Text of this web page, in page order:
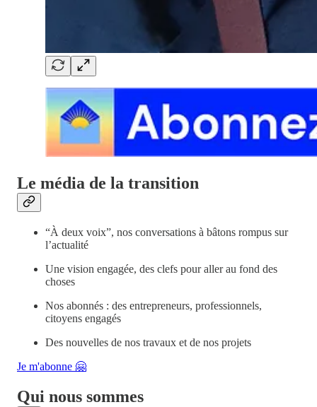
Le média de la transition
“À deux voix”, nos conversations à bâtons rompus sur
l’actualité
Une vision engagée, des clefs pour aller au fond des
choses
Nos abonnés : des entrepreneurs, professionnels,
citoyens engagés
Des nouvelles de nos travaux et de nos projets
Je m'abonne 🤗
Qui nous sommes